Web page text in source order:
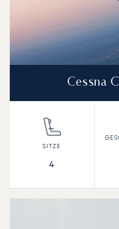
Cessna
4